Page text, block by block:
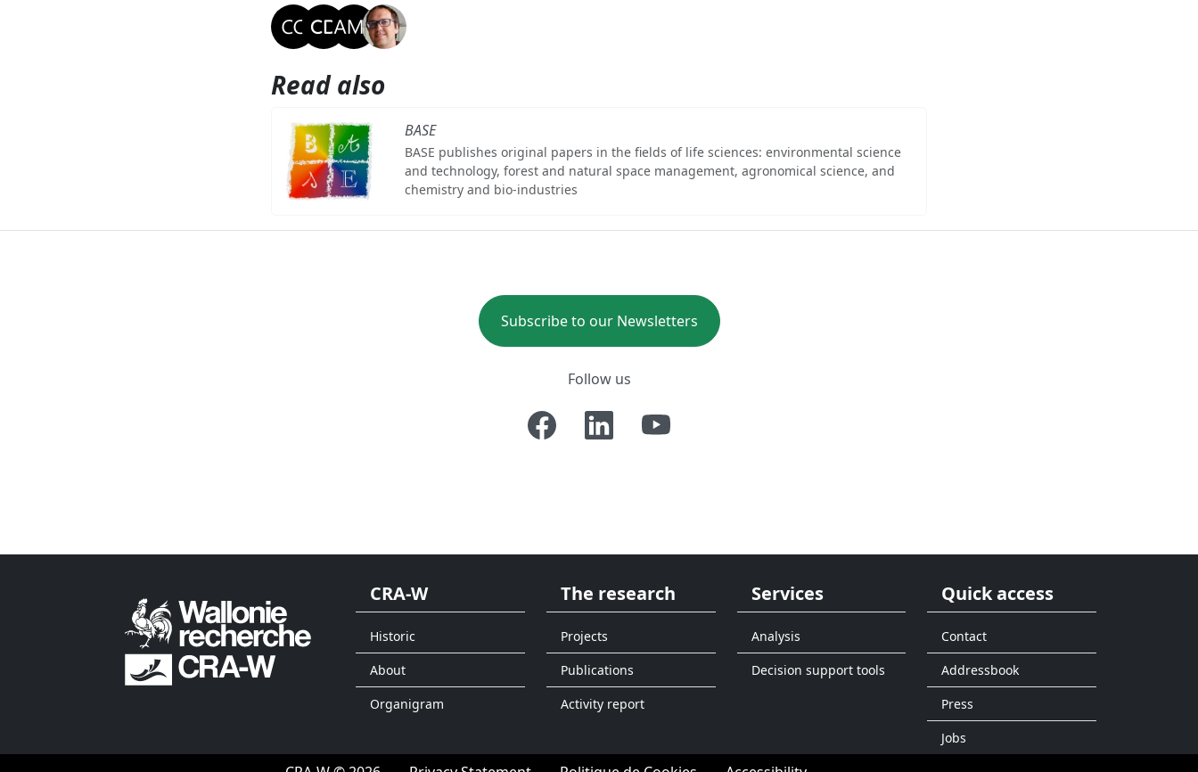
Read also
BASE
BASE publishes original papers in the fields of life sciences: environmental science
and technology, forest and natural space management, agronomical science, and
chemistry and bio-industries
Subscribe to our Newsletters
Follow us
CRA-W
Historic
About
Organigram
The research
Projects
Publications
Activity report
Services
Analysis
Decision support tools
Quick access
Contact
Addressbook
Press
Jobs